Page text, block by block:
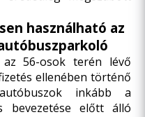
használható az
56-osok terén lévő
ellenében történő
inkább a
bevezetése előtt álló